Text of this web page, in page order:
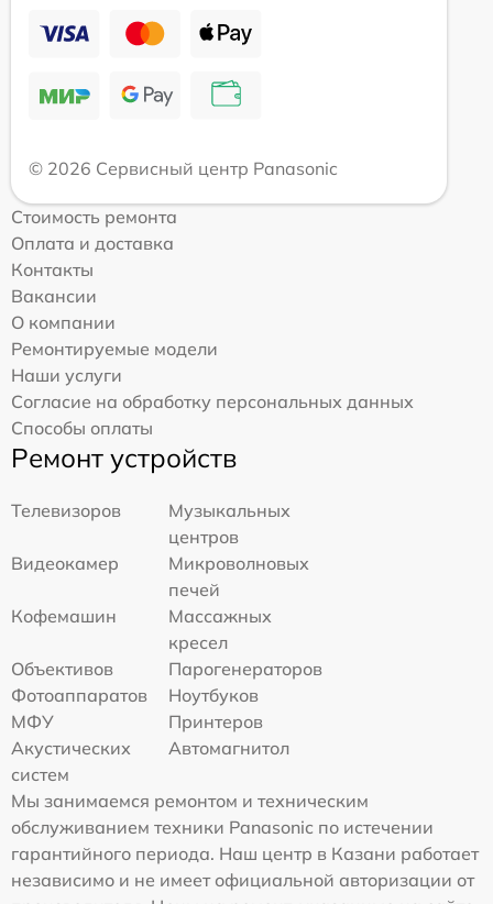
© 2026 Сервисный центр Panasonic
Стоимость ремонта
Оплата и доставка
Контакты
Вакансии
О компании
Ремонтируемые модели
Наши услуги
Согласие на обработку персональных данных
Способы оплаты
Ремонт устройств
Телевизоров
Музыкальных
центров
Видеокамер
Микроволновых
печей
Кофемашин
Массажных
кресел
Объективов
Парогенераторов
Фотоаппаратов
Ноутбуков
МФУ
Принтеров
Акустических
систем
Автомагнитол
Мы занимаемся ремонтом и техническим
обслуживанием техники Panasonic по истечении
гарантийного периода. Наш центр в Казани работает
независимо и не имеет официальной авторизации от